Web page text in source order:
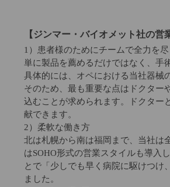
【ジンマー・バイオメット社の営
1）患者様のためにチームで全力を
単に製品を薦めるだけではなく、手
具体的には、オペにおける当社器械
そのため、最も重要な点はドクター
込むことが求められます。ドクター
献できます。
2）柔軟な働き方
北は札幌から南は福岡まで、当社は
はSOHO形式の営業スタイルも導入
とで「少しでも早く病院に駆けつけ
ました。